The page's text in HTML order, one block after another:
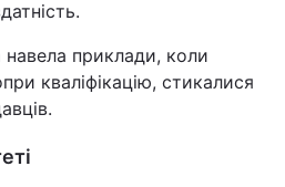
приклади, коли
кваліфікацію, стикалися